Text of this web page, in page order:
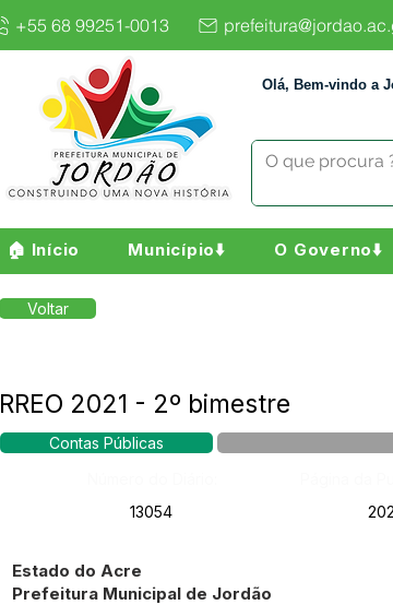
+55 68 99251-0013
Olá, Bem-vindo a
🏠 Início Município⬇️ O Governo⬇️
Voltar
RREO 2021 - 2º bimestre
Contas Públicas
13054
202
Estado do Acre
Prefeitura Municipal de Jordão